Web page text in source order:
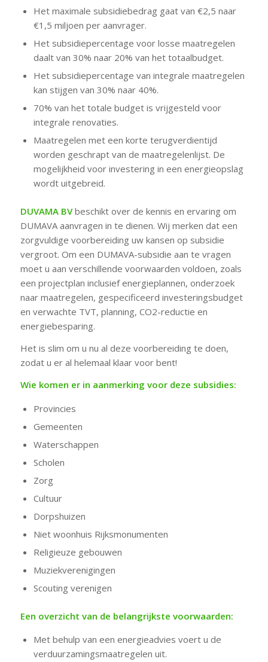
Het maximale subsidiebedrag gaat van €2,5 naar
€1,5 miljoen per aanvrager.
Het subsidiepercentage voor losse maatregelen
daalt van 30% naar 20% van het totaalbudget.
Het subsidiepercentage van integrale maatregelen
kan stijgen van 30% naar 40%.
70% van het totale budget is vrijgesteld voor
integrale renovaties.
Maatregelen met een korte terugverdientijd
worden geschrapt van de maatregelenlijst. De
mogelijkheid voor investering in een energieopslag
wordt uitgebreid.
DUVAMA BVbeschikt over de kennis en ervaring om
DUMAVA aanvragen in te dienen. Wij merken dat een
zorgvuldige voorbereiding uw kansen op subsidie ​​
vergroot. Om een ​​DUMAVA-subsidie ​​aan te vragen
moet u aan verschillende voorwaarden voldoen, zoals
een projectplan inclusief energieplannen, onderzoek
naar maatregelen, gespecificeerd investeringsbudget
en verwachte TVT, planning, CO2-reductie en
energiebesparing.
Het is slim om u nu al deze voorbereiding te doen,
zodat u er al helemaal klaar voor bent!
Wie komen er in aanmerking voor deze subsidies:
Provincies
Gemeenten
Waterschappen
Scholen
Zorg
Cultuur
Dorpshuizen
Niet woonhuis Rijksmonumenten
Religieuze gebouwen
Muziekverenigingen
Scouting verenigen
Een overzicht van de belangrijkste voorwaarden:
Met behulp van een energieadvies voert u de
verduurzamingsmaatregelen uit.